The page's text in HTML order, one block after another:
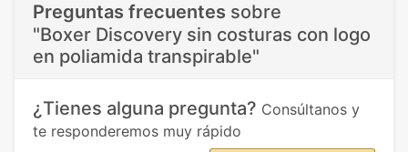
Preguntas frecuentes sobre
"Boxer Discovery sin costuras con logo
en poliamida transpirable"
¿Tienes alguna pregunta? Consúltanos y
te responderemos muy rápido